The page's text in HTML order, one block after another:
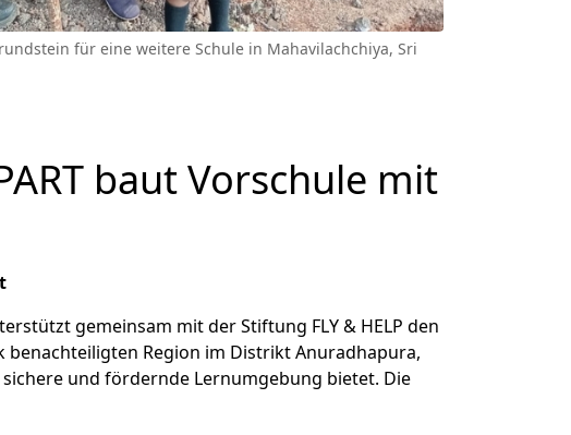
für eine weitere Schule in Mahavilachchiya, Sri
baut Vorschule mit
gemeinsam mit der Stiftung FLY & HELP den
benachteiligten Region im Distrikt Anuradhapura,
und fördernde Lernumgebung bietet. Die